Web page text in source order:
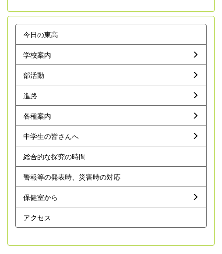
今日の東高
学校案内
部活動
進路
各種案内
中学生の皆さんへ
総合的な探究の時間
警報等の発表時、災害時の対応
保健室から
アクセス